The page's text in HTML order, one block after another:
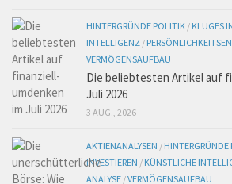
HINTERGRÜNDE POLITIK / KLUGES
INTELLIGENZ /
VERMÖGENSAUFBAU
Die beliebtesten Artikel auf
Juli 2026
3 AUG., 2026
AKTIENANALYSEN /
INVESTIEREN / KÜNSTLICHE
ANALYSE /VERMÖGENSAUFBAU